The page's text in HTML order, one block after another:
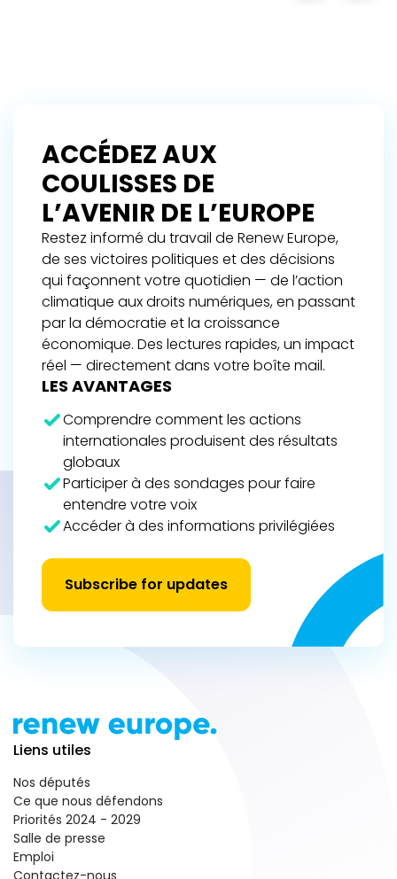
ACCÉDEZ AUX
COULISSES DE
L’AVENIR DE L’EUROPE
Restez informé du travail de Renew Europe,
de ses victoires politiques et des décisions
qui façonnent votre quotidien — de l’action
climatique aux droits numériques, en passant
par la démocratie et la croissance
économique. Des lectures rapides, un impact
réel — directement dans votre boîte mail.
LES AVANTAGES
Comprendre comment les actions
internationales produisent des résultats
globaux
Participer à des sondages pour faire
entendre votre voix
Accéder à des informations privilégiées
Subscribe for updates
Liens utiles
Nos députés
Ce que nous défendons
Priorités 2024 - 2029
Salle de presse
Emploi